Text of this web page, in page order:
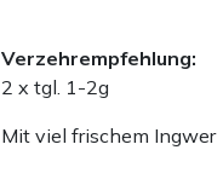
Verzehrempfehlung:
2 x tgl. 1-2g
Mit viel frischem Ingwer